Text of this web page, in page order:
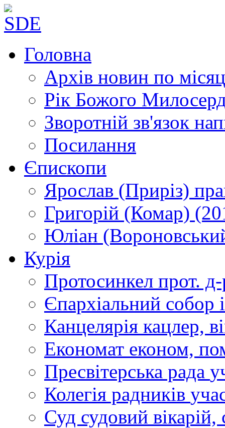
Головна
Архів новин по
Рік Божого
Зворотній зв'язок
Посилання
Єпископи
Ярослав (Приріз)
Григорій (Комар)
Юліан
Курія
Протосинкел прот.
Єпархіальний собор
Канцелярія кацлер,
Економат економ,
Пресвітерська рада
Колегія радників
Суд судовий вікарій,